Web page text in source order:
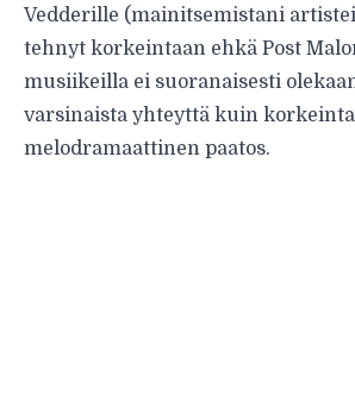
Vedderille (mainitsemistani
tehnyt korkeintaan ehkä Post
musiikeilla ei suoranaisesti
varsinaista yhteyttä kuin
melodramaattinen paatos.